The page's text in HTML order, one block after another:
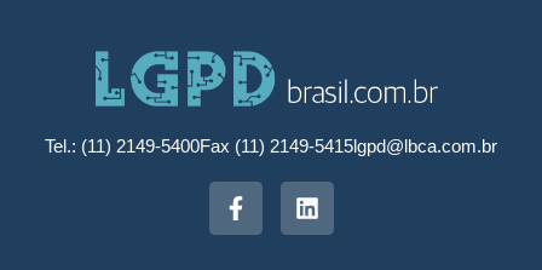
Tel.: (11) 2149-5400Fax (11) 2149-5415lgpd@lbca.com.br